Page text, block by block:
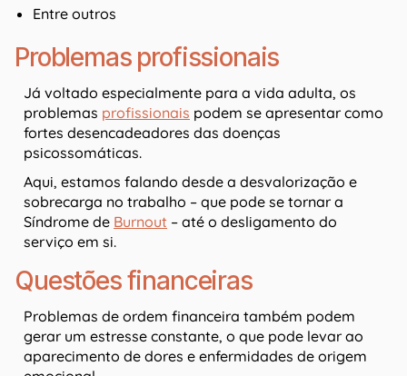
Entre outros
Problemas profissionais
Já voltado especialmente para a vida adulta, os
problemas profissionais podem se apresentar como
fortes desencadeadores das doenças
psicossomáticas.
Aqui, estamos falando desde a desvalorização e
sobrecarga no trabalho – que pode se tornar a
Síndrome de Burnout – até o desligamento do
serviço em si.
Questões financeiras
Problemas de ordem financeira também podem
gerar um estresse constante, o que pode levar ao
aparecimento de dores e enfermidades de origem